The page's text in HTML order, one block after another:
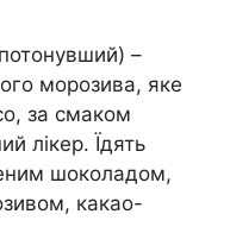
–
морозива, яке
за смаком
лікер. Їдять
шоколадом,
какао-